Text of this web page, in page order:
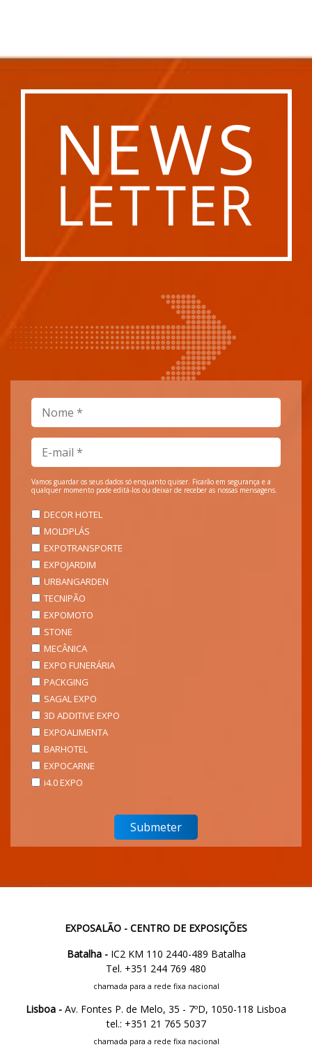
Vamos guardar os seus dados só enquanto quiser. Ficarão em segurança e a
qualquer momento pode editá-los ou deixar de receber as nossas mensagens.
DECOR HOTEL
MOLDPLÁS
EXPOTRANSPORTE
EXPOJARDIM
URBANGARDEN
TECNIPÃO
EXPOMOTO
STONE
MECÂNICA
EXPO FUNERÁRIA
PACKGING
SAGAL EXPO
3D ADDITIVE EXPO
EXPOALIMENTA
BARHOTEL
EXPOCARNE
i4.0 EXPO
EXPOSALÃO - CENTRO DE EXPOSIÇÕES
Batalha -IC2 KM 110 2440-489 Batalha
Tel. +351 244 769 480
chamada para a rede fixa nacional
Lisboa - Av. Fontes P. de Melo, 35 - 7ºD, 1050-118 Lisboa
tel.: +351 21 765 5037
chamada para a rede fixa nacional